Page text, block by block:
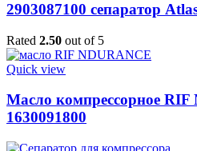
2903087100 сепаратор
Rated 2.50 out of 5
Quick view
Масло компрессорное RIF
1630091800